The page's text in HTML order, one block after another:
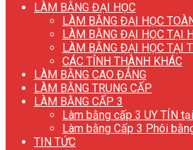
LÀM BẰNG ĐẠI HỌC
LÀM BẰNG ĐẠI HỌC
LÀM BẰNG ĐẠI HỌC TẠI
LÀM BẰNG ĐẠI HỌC TẠI
CÁC TỈNH THÀNH KHÁC
LÀM BẰNG CAO ĐẲNG
LÀM BẰNG TRUNG CẤP
LÀM BẰNG CẤP 3
Làm bằng cấp 3 UY TÍN
Làm bằng Cấp 3 Phôi
TIN TỨC